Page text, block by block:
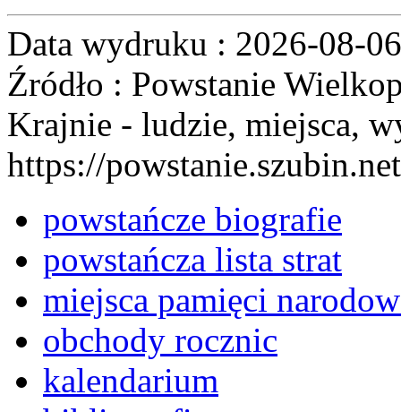
Data wydruku : 2026-08-06
Źródło : Powstanie
Krajnie - ludzie, miejsca,
https://powstanie.szubin.net
powstańcze biografie
powstańcza lista strat
miejsca pamięci
obchody rocznic
kalendarium